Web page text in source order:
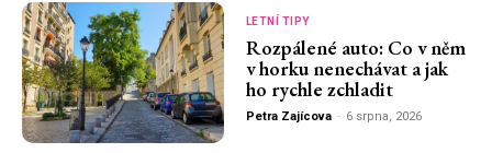
LETNÍ TIPY
Rozpálené auto: Co v něm
v horku nenechávat a jak
ho rychle zchladit
Petra Zajícova - 6 srpna, 2026